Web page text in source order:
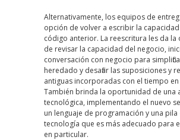
Alternativamente, los equipos de
opción de volver a escribir la
código anterior. La reescritura les da
de revisar la capacidad del negocio,
conversación con negocio para
heredado y desafiar las suposiciones y
antiguas incorporadas con el tiempo en
También brinda la oportunidad de una
tecnológica, implementando el nuevo
un lenguaje de programación y una pila
tecnología que es más adecuado para
en particular.